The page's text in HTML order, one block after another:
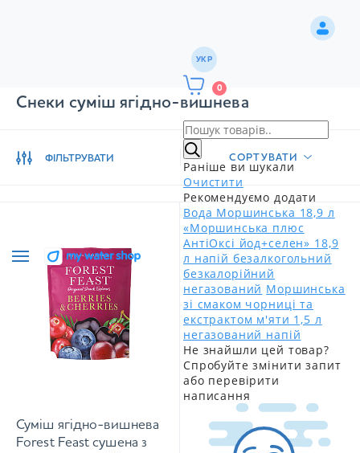
УКР
0
Раніше ви шукали
Очистити
Рекомендуємо додати
Вода Моршинська 18,9 л
«Моршинська плюс
АнтіОксі йод+селен» 18,9
л напій безалкогольний
безкалорійний
негазований Моршинська
зі смаком чорниці та
екстрактом м'яти 1,5 л
негазований напій
Не знайшли цей товар?
Спробуйте змінити запит
або перевірити
написання
Снеки суміш ягідно-вишнева
ФІЛЬТРУВАТИ СОРТУВАТИ
Суміш ягідно-вишнева
Forest Feast сушена з